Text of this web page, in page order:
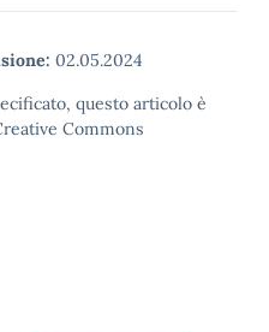
02.05.2024
questo articolo è
Commons